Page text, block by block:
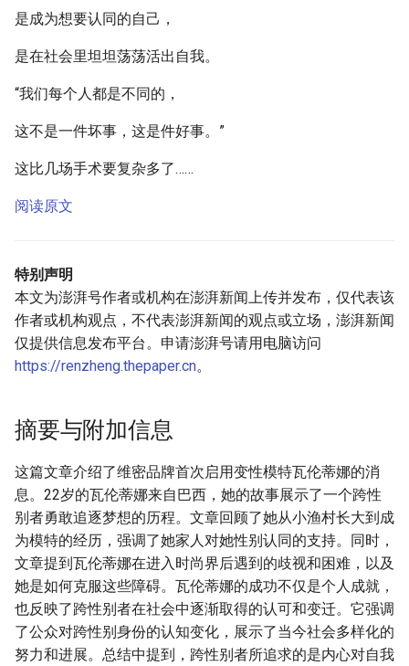
是成为想要认同的自己，
是在社会里坦坦荡荡活出自我。
“我们每个人都是不同的，
这不是一件坏事，这是件好事。”
这比几场手术要复杂多了……
阅读原文
特别声明
本文为澎湃号作者或机构在澎湃新闻上传并发布，仅代表该
作者或机构观点，不代表澎湃新闻的观点或立场，澎湃新闻
仅提供信息发布平台。申请澎湃号请用电脑访问
https://renzheng.thepaper.cn。
摘要与附加信息
这篇文章介绍了维密品牌首次启用变性模特瓦伦蒂娜的消
息。22岁的瓦伦蒂娜来自巴西，她的故事展示了一个跨性
别者勇敢追逐梦想的历程。文章回顾了她从小渔村长大到成
为模特的经历，强调了她家人对她性别认同的支持。同时，
文章提到瓦伦蒂娜在进入时尚界后遇到的歧视和困难，以及
她是如何克服这些障碍。瓦伦蒂娜的成功不仅是个人成就，
也反映了跨性别者在社会中逐渐取得的认可和变迁。它强调
了公众对跨性别身份的认知变化，展示了当今社会多样化的
努力和进展。总结中提到，跨性别者所追求的是内心对自我